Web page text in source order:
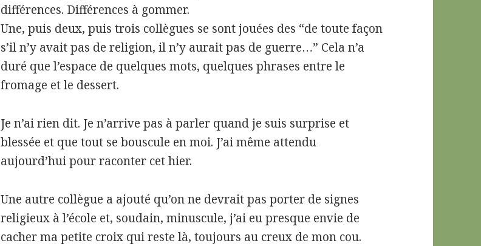
différences. Différences à gommer.
Une, puis deux, puis trois collègues se sont jouées des “de toute façon
s’il n’y avait pas de religion, il n’y aurait pas de guerre…” Cela n’a
duré que l’espace de quelques mots, quelques phrases entre le
fromage et le dessert.
Je n’ai rien dit. Je n’arrive pas à parler quand je suis surprise et
blessée et que tout se bouscule en moi. J’ai même attendu
aujourd’hui pour raconter cet hier.
Une autre collègue a ajouté qu’on ne devrait pas porter de signes
religieux à l’école et, soudain, minuscule, j’ai eu presque envie de
cacher ma petite croix qui reste là, toujours au creux de mon cou.